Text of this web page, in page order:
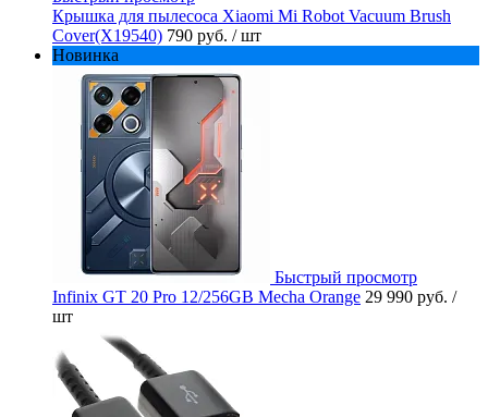
Крышка для пылесоса Xiaomi Mi Robot Vacuum Brush
Cover(X19540) 790 руб. / шт
Новинка
Быстрый просмотр
Infinix GT 20 Pro 12/256GB Mecha Orange 29 990 руб. /
шт